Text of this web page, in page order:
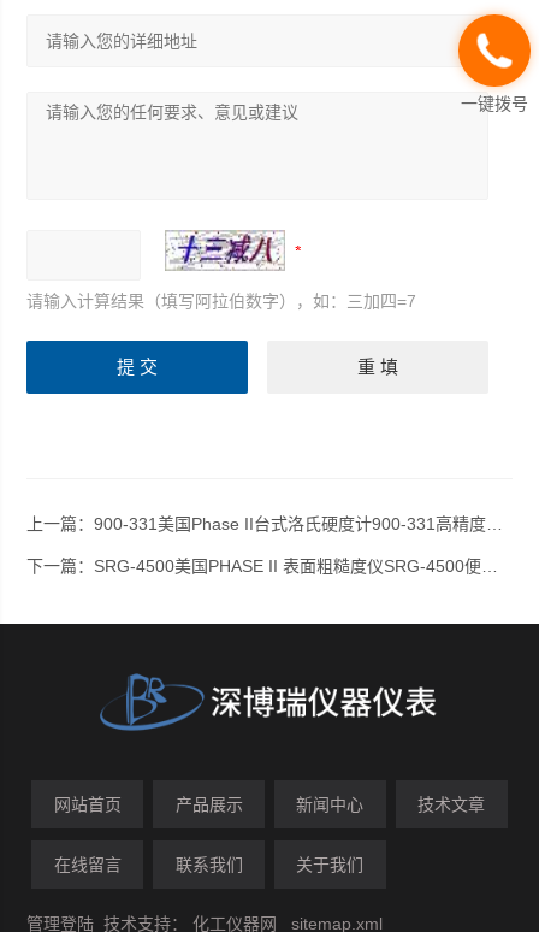
请输入计算结果（填写阿拉伯数字），如：三加四=7
上一篇：900-331美国Phase II台式洛氏硬度计900-331高精度洛氏硬度计
下一篇： SRG-4500美国PHASE II 表面粗糙度仪SRG-4500便携式表面粗糙度仪
网站首页 产品展示 新闻中心 技术文章
在线留言 联系我们 关于我们
管理登陆 技术支持：化工仪器网 sitemap.xml
一键拨号